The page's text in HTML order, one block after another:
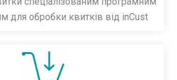
для обробки квитків від inCust